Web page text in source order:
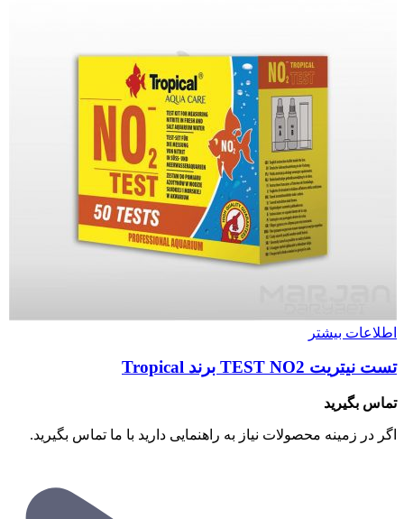
اطلاعات بیشتر
تست نیتریت TEST NO2 برند Tropical
تماس بگیرید
اگر در زمینه محصولات نیاز به راهنمایی دارید با ما تماس بگیرید.